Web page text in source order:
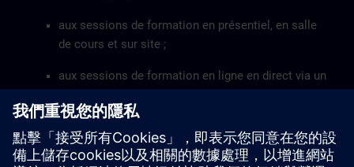
aux sessions de formation en présentiel, en salle
de cours et sur site ;
aux sessions de formation en ligne en direct via un
Découvrez ici les conditions supplémentaires relatives